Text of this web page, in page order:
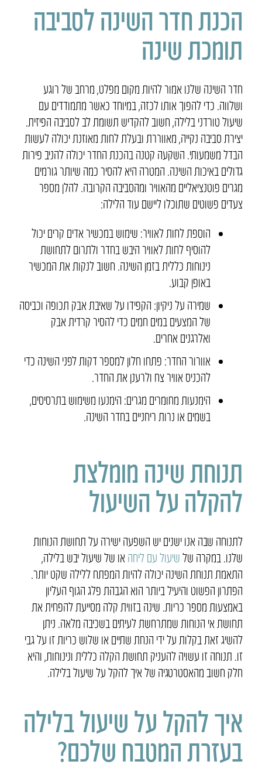
הכנת חדר השינה לסביבה
תומכת שינה
חדר השינה שלנו אמור להיות מקום מפלט, מרחב של רוגע
ושלווה. כדי להפוך אותו לכזה, במיוחד כאשר מתמודדים עם
שיעול טורדני בלילה, חשוב להקדיש תשומת לב לסביבה הפיזית.
יצירת סביבה נקייה, מאווררת ובעלת לחות מאוזנת יכולה לעשות
הבדל משמעותי. השקעה קטנה בהכנת החדר יכולה להניב פירות
גדולים באיכות השינה. המטרה היא להסיר כמה שיותר גורמים
מגרים פוטנציאליים מהאוויר ומהסביבה הקרובה. להלן מספר
צעדים פשוטים שתוכלו ליישם עוד הלילה:
הוספת לחות לאוויר: שימוש במכשיר אדים קרים יכול
להוסיף לחות לאוויר היבש בחדר ולתרום לתחושת
נינוחות כללית בזמן השינה. חשוב לנקות את המכשיר
באופן קבוע.
שמירה על ניקיון: הקפידו על שאיבת אבק תכופה וכביסה
של המצעים במים חמים כדי להסיר קרדית אבק
ואלרגנים אחרים.
אוורור החדר: פתחו חלון למספר דקות לפני השינה כדי
להכניס אוויר צח ולרענן את החדר.
הימנעות מחומרים מגרים: הימנעו משימוש בתרסיסים,
בשמים או נרות ריחניים בחדר השינה.
תנוחת שינה מומלצת
להקלה על השיעול
לתנוחה שבה אנו ישנים יש השפעה ישירה על תחושת הנוחות
שלנו. במקרה שלשיעול עם ליחה או של שיעול יבש בלילה,
התאמת תנוחת השינה יכולה להיות המפתח ללילה שקט יותר.
הפתרון הפשוט והיעיל ביותר הוא הגבהת פלג הגוף העליון
באמצעות מספר כריות. שינה בזווית קלה מסייעת להפחית את
תחושת אי הנוחות שמתרחשת לעיתים בשכיבה מלאה. ניתן
להשיג זאת בקלות על ידי הנחת שתיים או שלוש כריות זו על גבי
זו. תנוחה זו עשויה להעניק תחושת הקלה כללית ונינוחות, והיא
חלק חשוב מהאסטרטגיה של איך להקל על שיעול בלילה.
איך להקל על שיעול בלילה
בעזרת המטבח שלכם?